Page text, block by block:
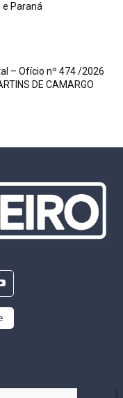
e Paraná
– Ofício nº 474 /2026
DE CAMARGO